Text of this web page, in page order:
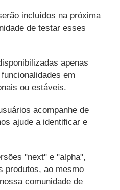
incluídos na próxima
de testar esses
apenas
em
ou estáveis.
acompanhe de
ajude a identificar e
"next" e "alpha",
produtos, ao mesmo
comunidade de